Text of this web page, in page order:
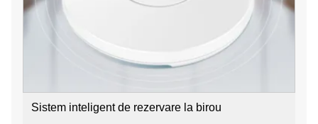
Sistem inteligent de rezervare la birou